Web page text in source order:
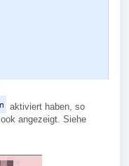
aktiviert haben, so
angezeigt. Siehe